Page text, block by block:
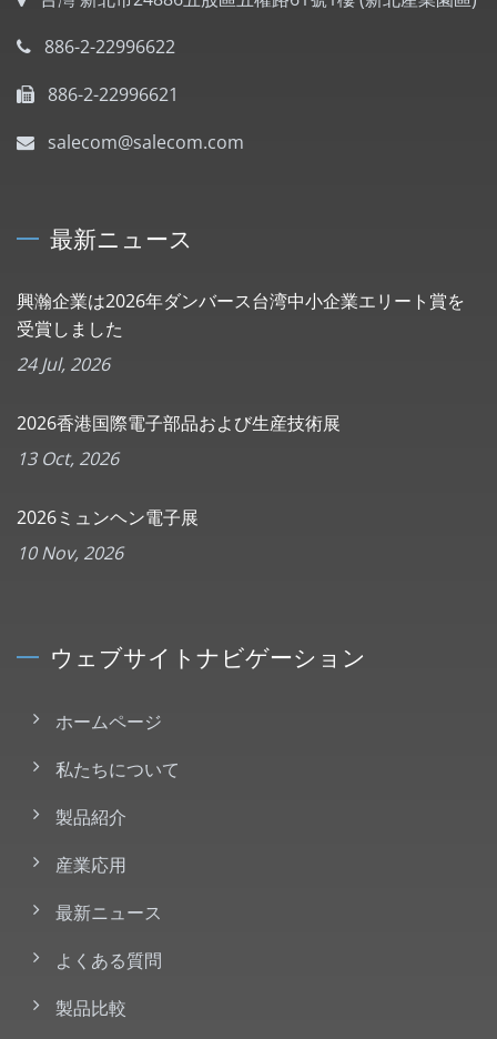
886-2-22996622
886-2-22996621
salecom@salecom.com
最新ニュース
興瀚企業は2026年ダンバース台湾中小企業エリート賞を
受賞しました
24 Jul, 2026
2026香港国際電子部品および生産技術展
13 Oct, 2026
2026ミュンヘン電子展
10 Nov, 2026
ウェブサイトナビゲーション
ホームページ
私たちについて
製品紹介
産業応用
最新ニュース
よくある質問
製品比較